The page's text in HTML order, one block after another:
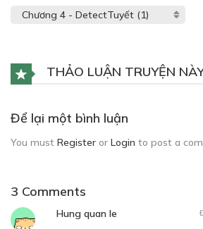
THẢO LUẬN TRUYỆN
Để lại một bình luận
You must Register or Login to post a
3 Comments
Hung quan le